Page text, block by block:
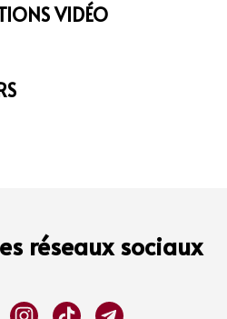
VIDÉO
réseaux sociaux